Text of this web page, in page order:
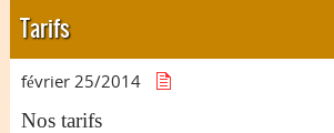
Tarifs
février 25/2014
Nos tarifs